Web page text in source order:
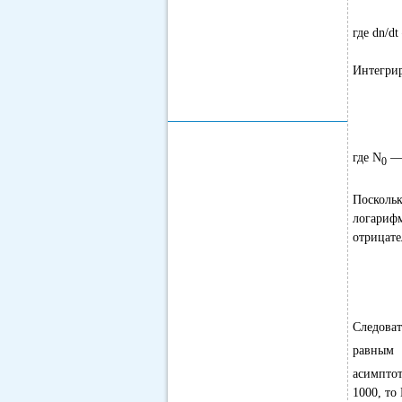
где dn/
где N0 —
равным
1000, то